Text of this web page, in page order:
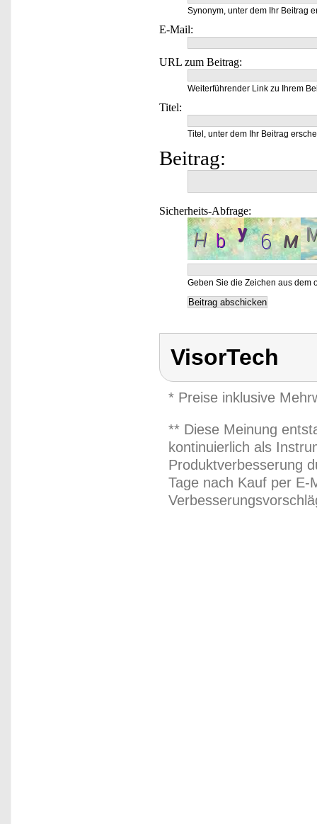
Synonym, unter dem Ihr Beitrag
E-Mail:
URL zum Beitrag:
Weiterführender Link zu Ihrem
Titel:
Titel, unter dem Ihr Beitrag
Beitrag:
Sicherheits-Abfrage:
Geben Sie die Zeichen aus dem
VisorTech
* Preise inklusive
** Diese Meinung
kontinuierlich als
Produktverbesserung
Tage nach Kauf per E-